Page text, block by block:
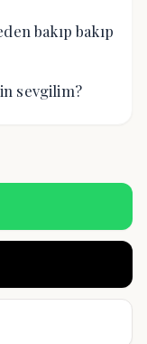
bakıp bakıp
sevgilim?